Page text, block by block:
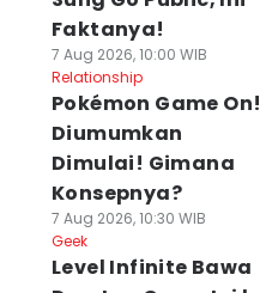
Faktanya!
7 Aug 2026, 10:00 WIB
Relationship
Pokémon Game On!
Diumumkan
Dimulai! Gimana
Konsepnya?
7 Aug 2026, 10:30 WIB
Geek
Level Infinite Bawa